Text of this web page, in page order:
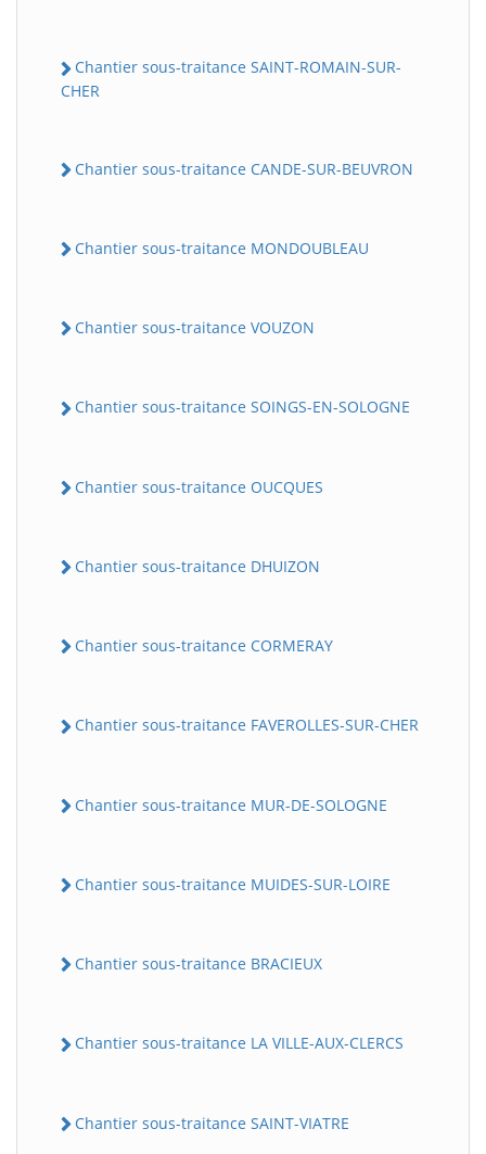
Chantier sous-traitance SAINT-ROMAIN-SUR-
CHER
Chantier sous-traitance CANDE-SUR-BEUVRON
Chantier sous-traitance MONDOUBLEAU
Chantier sous-traitance VOUZON
Chantier sous-traitance SOINGS-EN-SOLOGNE
Chantier sous-traitance OUCQUES
Chantier sous-traitance DHUIZON
Chantier sous-traitance CORMERAY
Chantier sous-traitance FAVEROLLES-SUR-CHER
Chantier sous-traitance MUR-DE-SOLOGNE
Chantier sous-traitance MUIDES-SUR-LOIRE
Chantier sous-traitance BRACIEUX
Chantier sous-traitance LA VILLE-AUX-CLERCS
Chantier sous-traitance SAINT-VIATRE